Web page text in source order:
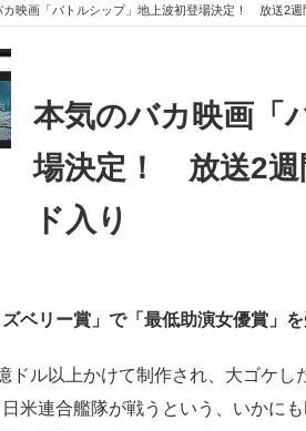
き方のヒント
向け専門サイト 企業向けIT製品の総合サ
るネットの話題
カ映画「バトルシップ」地上波初登場決定！ 放送2週
本気のバカ映画「
場決定！ 放送2週
ド入り
ズベリー賞」で「最低助演女優賞」
ル以上かけて制作され、大ゴケし
米連合艦隊が戦うという、いかに